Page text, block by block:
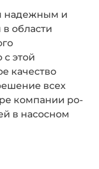
надежным и
области
этой
качество
всех
компании po-
в насосном